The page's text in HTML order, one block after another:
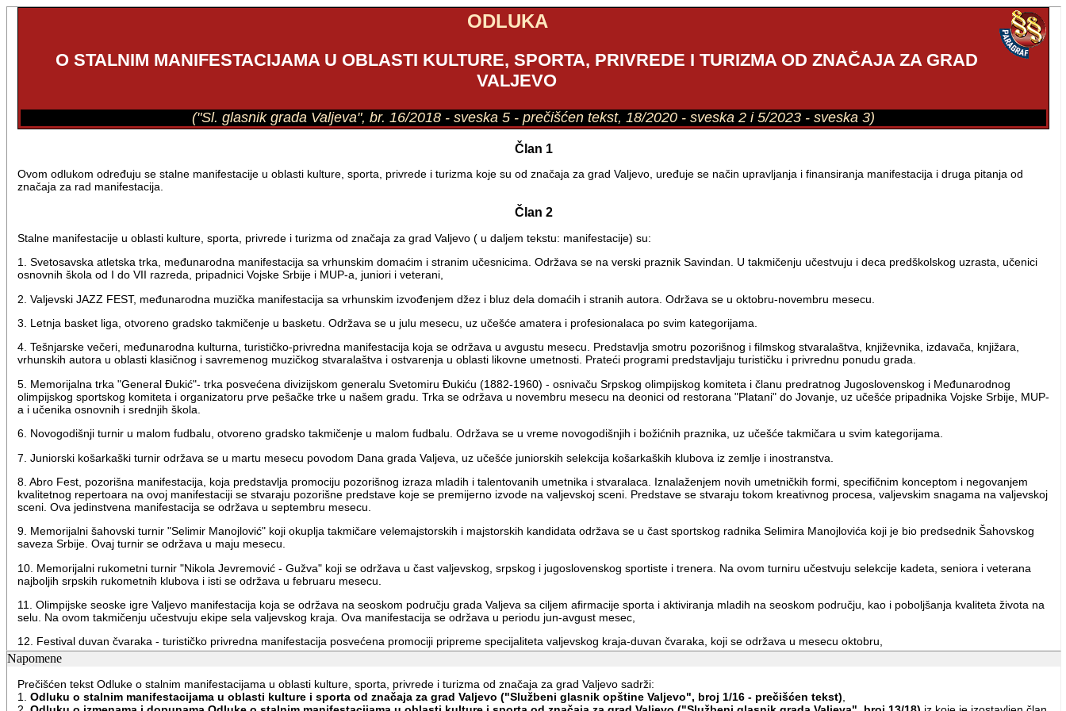
ODLUKA
O STALNIM MANIFESTACIJAMA U OBLASTI KULTURE, SPORTA, PRIVREDE I TURIZMA OD ZNAČAJA ZA GRAD
VALJEVO
("Sl. glasnik grada Valjeva", br. 16/2018 - sveska 5 - prečišćen tekst, 18/2020 - sveska 2 i 5/2023 - sveska 3)
Član 1
Ovom odlukom određuju se stalne manifestacije u oblasti kulture, sporta, privrede i turizma koje su od značaja za grad Valjevo, uređuje se način upravljanja i finansiranja manifestacija i druga pitanja od
značaja za rad manifestacija.
Član 2
Stalne manifestacije u oblasti kulture, sporta, privrede i turizma od značaja za grad Valjevo ( u daljem tekstu: manifestacije) su:
1. Svetosavska atletska trka, međunarodna manifestacija sa vrhunskim domaćim i stranim učesnicima. Održava se na verski praznik Savindan. U takmičenju učestvuju i deca predškolskog uzrasta, učenici
osnovnih škola od I do VII razreda, pripadnici Vojske Srbije i MUP-a, juniori i veterani,
2. Valjevski JAZZ FEST, međunarodna muzička manifestacija sa vrhunskim izvođenjem džez i bluz dela domaćih i stranih autora. Održava se u oktobru-novembru mesecu.
3. Letnja basket liga, otvoreno gradsko takmičenje u basketu. Održava se u julu mesecu, uz učešće amatera i profesionalaca po svim kategorijama.
4. Tešnjarske večeri, međunarodna kulturna, turističko-privredna manifestacija koja se održava u avgustu mesecu. Predstavlja smotru pozorišnog i filmskog stvaralaštva, književnika, izdavača, knjižara,
vrhunskih autora u oblasti klasičnog i savremenog muzičkog stvaralaštva i ostvarenja u oblasti likovne umetnosti. Prateći programi predstavljaju turističku i privrednu ponudu grada.
5. Memorijalna trka "General Đukić"- trka posvećena divizijskom generalu Svetomiru Đukiću (1882-1960) - osnivaču Srpskog olimpijskog komiteta i članu predratnog Jugoslovenskog i Međunarodnog
olimpijskog sportskog komiteta i organizatoru prve pešačke trke u našem gradu. Trka se održava u novembru mesecu na deonici od restorana "Platani" do Jovanje, uz učešće pripadnika Vojske Srbije, MUP-
a i učenika osnovnih i srednjih škola.
6. Novogodišnji turnir u malom fudbalu, otvoreno gradsko takmičenje u malom fudbalu. Održava se u vreme novogodišnjih i božićnih praznika, uz učešće takmičara u svim kategorijama.
7. Juniorski košarkaški turnir održava se u martu mesecu povodom Dana grada Valjeva, uz učešće juniorskih selekcija košarkaških klubova iz zemlje i inostranstva.
8. Abro Fest, pozorišna manifestacija, koja predstavlja promociju pozorišnog izraza mladih i talentovanih umetnika i stvaralaca. Iznalaženjem novih umetničkih formi, specifičnim konceptom i negovanjem
kvalitetnog repertoara na ovoj manifestaciji se stvaraju pozorišne predstave koje se premijerno izvode na valjevskoj sceni. Predstave se stvaraju tokom kreativnog procesa, valjevskim snagama na valjevskoj
sceni. Ova jedinstvena manifestacija se održava u septembru mesecu.
9. Memorijalni šahovski turnir "Selimir Manojlović" koji okuplja takmičare velemajstorskih i majstorskih kandidata održava se u čast sportskog radnika Selimira Manojlovića koji je bio predsednik Šahovskog
saveza Srbije. Ovaj turnir se održava u maju mesecu.
10. Memorijalni rukometni turnir "Nikola Jevremović - Gužva" koji se održava u čast valjevskog, srpskog i jugoslovenskog sportiste i trenera. Na ovom turniru učestvuju selekcije kadeta, seniora i veterana
najboljih srpskih rukometnih klubova i isti se održava u februaru mesecu.
11. Olimpijske seoske igre Valjevo manifestacija koja se održava na seoskom području grada Valjeva sa ciljem afirmacije sporta i aktiviranja mladih na seoskom području, kao i poboljšanja kvaliteta života na
selu. Na ovom takmičenju učestvuju ekipe sela valjevskog kraja. Ova manifestacija se održava u periodu jun-avgust mesec,
12. Festival duvan čvaraka - turističko privredna manifestacija posvećena promociji pripreme specijaliteta valjevskog kraja-duvan čvaraka, koji se održava u mesecu oktobru,
13. Mountain Music Fest (skraćeni naziv: MMF) muzički festival koji se održava na planini Maljen, u turističkom mestu Divčibare. Festival predstavlja međunarodnu turističku manifestaciju posvećenu razvoju
turizma valjevskog kraja, posebno Divčibara. Festival se održava u mesecu avgustu.
Manifestacije se održavaju jednom godišnje.
Napomene
Prečišćen tekst Odluke o stalnim manifestacijama u oblasti kulture, sporta, privrede i turizma od značaja za grad Valjevo sadrži:
1.Odluku o stalnim manifestacijama u oblasti kulture i sporta od značaja za grad Valjevo ("Službeni glasnik opštine Valjevo", broj 1/16 - prečišćen tekst)